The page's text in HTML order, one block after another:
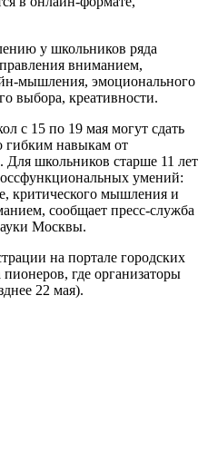
у школьников ряда
вниманием,
мышления, эмоционального
выбора, креативности.
с 15 по 19 мая могут сдать
гибким навыкам от
школьников старше 11 лет
умений:
критического мышления и
сообщает пресс-служба
Москвы.
на портале городских
где организаторы
22 мая).